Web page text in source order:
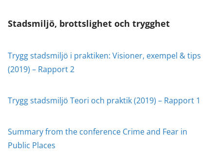
Stadsmiljö, brottslighet och trygghet
Trygg stadsmiljö i praktiken: Visioner, exempel & tips
(2019) – Rapport 2
Trygg stadsmiljö Teori och praktik (2019) – Rapport 1
Summary from the conference Crime and Fear in
Public Places